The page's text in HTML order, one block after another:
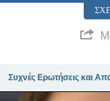
Συχνές Ερωτήσεις και